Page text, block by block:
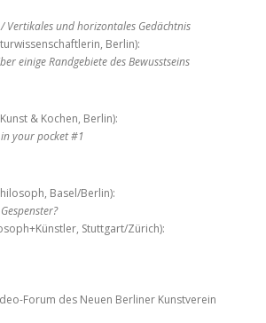
Vertikales und horizontales Gedächtnis
Berlin):
einige Randgebiete des Bewusstseins
& Kochen, Berlin):
your pocket #1
Basel/Berlin):
Stuttgart/Zürich):
Forum des Neuen Berliner Kunstverein